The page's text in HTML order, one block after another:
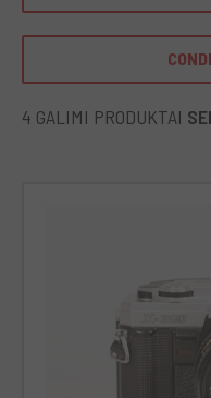
4 GALIMI PRODUKTAI